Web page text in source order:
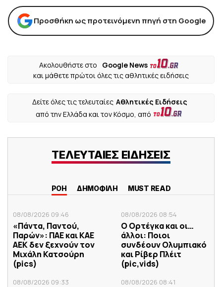
Προσθήκη ως προτεινόμενη πηγή στη Google
Ακολουθήστε στο
Google News
και μάθετε πρώτοι όλες τις αθλητικές ειδήσεις
Δείτε όλες τις τελευταίες Αθλητικές Ειδήσεις
από την Ελλάδα και τον Κόσμο, από
ΤΕΛΕΥΤΑΙΕΣ ΕΙΔΗΣΕΙΣ
ΡΟΗ ΔΗΜΟΦΙΛΗ MUST READ
08/08/2026 09:46
«Πάντα, Παντού,
Παρών»: ΠΑΕ και ΚΑΕ
ΑΕΚ δεν ξεχνούν τον
Μιχάλη Κατσούρη
(pics)
08/08/2026 09:33
08/08/2026 08:54
Ο Ορτέγκα και οι…
άλλοι: Ποιοι
συνδέουν Ολυμπιακό
και Ρίβερ Πλέιτ
(pic,vids)
08/08/2026 08:41